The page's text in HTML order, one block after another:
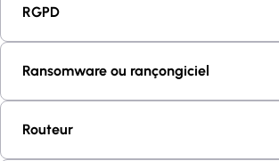
RGPD
Ransomware ou rançongiciel
Routeur